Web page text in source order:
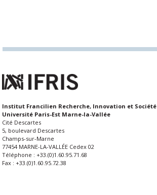
Institut Francilien Recherche, Innovation et Société
Université Paris-Est Marne-la-Vallée
Cité Descartes
5, boulevard Descartes
Champs-sur-Marne
77454 MARNE-LA-VALLÉE Cedex 02
Téléphone : +33.(0)1.60.95.71.68
Fax : +33.(0)1.60.95.72.38